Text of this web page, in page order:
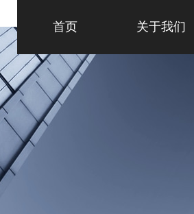
首页 关于我们